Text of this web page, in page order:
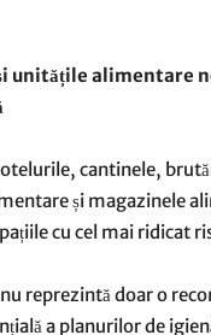
unitățile alimentare
cantinele,
și magazinele
cu cel mai ridicat
reprezintă doar o
a planurilor de